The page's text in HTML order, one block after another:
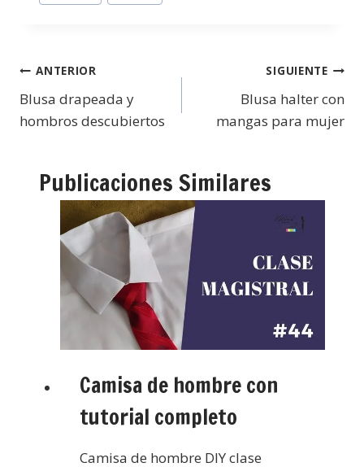
ANTERIOR
Blusa drapeada y
hombros descubiertos
SIGUIENTE
Blusa halter con
mangas para mujer
Publicaciones Similares
Camisa de hombre con
tutorial completo
Camisa de hombre DIY clase